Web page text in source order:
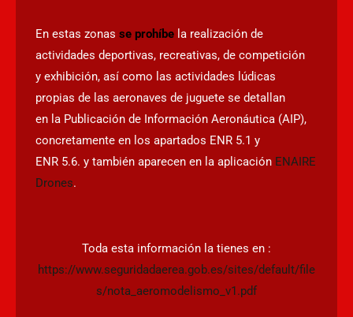
En estas zonas se prohíbe la realización de
actividades deportivas, recreativas, de competición
y exhibición, así como las actividades lúdicas
propias de las aeronaves de juguete se detallan
en la Publicación de Información Aeronáutica (AIP),
concretamente en los apartados ENR 5.1 y
ENR 5.6. y también aparecen en la aplicación ENAIRE
Drones.
Toda esta información la tienes en :
https://www.seguridadaerea.gob.es/sites/default/file
s/nota_aeromodelismo_v1.pdf